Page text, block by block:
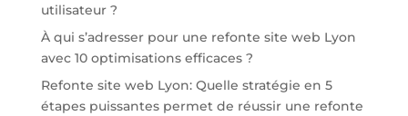
utilisateur ?
À qui s’adresser pour une refonte site web Lyon
avec 10 optimisations efficaces ?
Refonte site web Lyon: Quelle stratégie en 5
étapes puissantes permet de réussir une refonte